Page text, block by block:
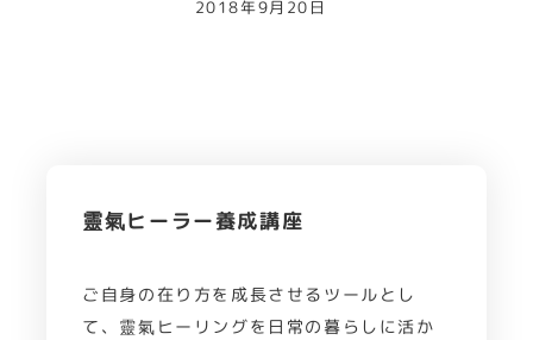
2018年9月20日
靈氣ヒーラー養成講座
ご自身の在り方を成長させるツールとし
て、靈氣ヒーリングを日常の暮らしに活か